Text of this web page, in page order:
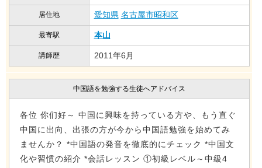
居住地 愛知県 名古屋市昭和区
最寄駅 本山
講師歴 2011年6月
中国語を勉強する生徒へアドバイス
各位 你们好～ 中国に興味を持っている方や、もう直ぐ
中国に出向、出張の方が今から中国語勉強を始めてみ
ませんか？ *中国語の発音を徹底的にチェック *中国文
化や習慣の紹介 *会話レッスン ①初級レベル～中級4